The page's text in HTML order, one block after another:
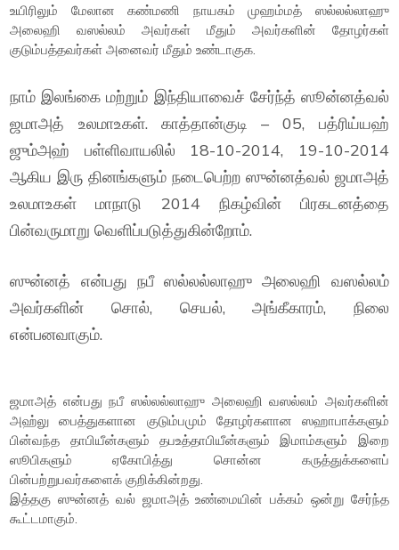
உயிரிலும் மேலான கண்மணி நாயகம் முஹம்மத் ஸல்லல்லாஹு
அலைஹி வஸல்லம் அவர்கள் மீதும் அவர்களின் தோழர்கள்
குடும்பத்தவர்கள் அனைவர் மீதும் உண்டாகுக.
நாம் இலங்கை மற்றும் இந்தியாவைச் சேர்ந்த் ஸூன்னத்வல்
ஜமாஅத் உலமாஉகள். காத்தான்குடி – 05, பத்ரிய்யஹ்
ஜும்அஹ் பள்ளிவாயலில் 18-10-2014, 19-10-2014
ஆகிய இரு தினங்களும் நடைபெற்ற ஸுன்னத்வல் ஜமாஅத்
உலமாஉகள் மாநாடு 2014 நிகழ்வின் பிரகடனத்தை
பின்வருமாறு வெளிப்படுத்துகின்றோம்.
ஸுன்னத் என்பது நபீ ஸல்லல்லாஹு அலைஹி வஸல்லம்
அவர்களின் சொல், செயல், அங்கீகாரம், நிலை
என்பனவாகும்.
ஜமாஅத் என்பது நபீ ஸல்லல்லாஹு அலைஹி வஸல்லம் அவர்களின்
அஹ்லு பைத்துகளான குடும்பமும் தோழர்களான ஸஹாபாக்களும்
பின்வந்த தாபியீன்களும் தபஉத்தாபியீன்களும் இமாம்களும் இறை
ஸூபிகளும் ஏகோபித்து சொன்ன கருத்துக்களைப்
பின்பற்றுபவர்களைக் குறிக்கின்றது.
இத்தகு ஸுன்னத் வல் ஜமாஅத் உண்மையின் பக்கம் ஒன்று சேர்ந்த
கூட்டமாகும்.